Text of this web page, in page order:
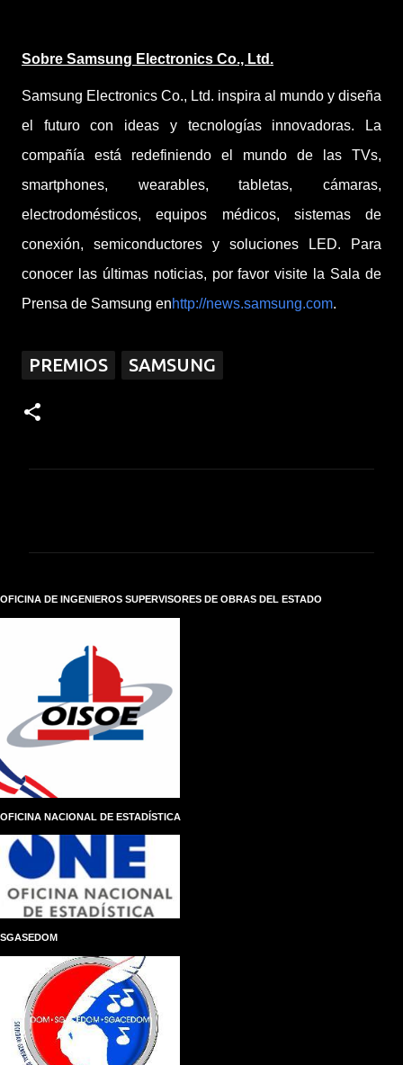
Sobre Samsung Electronics Co., Ltd.
Samsung Electronics Co., Ltd. inspira al mundo y diseña
el futuro con ideas y tecnologías innovadoras. La
compañía está redefiniendo el mundo de las TVs,
smartphones, wearables, tabletas, cámaras,
electrodomésticos, equipos médicos, sistemas de
conexión, semiconductores y soluciones LED. Para
conocer las últimas noticias, por favor visite la Sala de
Prensa de Samsung enhttp://news.samsung.com.
PREMIOS SAMSUNG
r
OFICINA DE INGENIEROS SUPERVISORES DE OBRAS DEL ESTADO
OFICINA NACIONAL DE ESTADÍSTICA
SGASEDOM